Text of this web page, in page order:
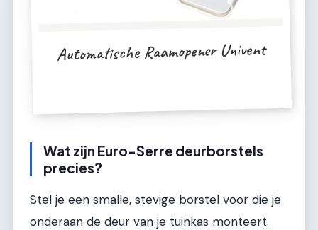
Automatische Raamopener Univent
Wat zijn Euro-Serre deurborstels
precies?
Stel je een smalle, stevige borstel voor die je
onderaan de deur van je tuinkas monteert.